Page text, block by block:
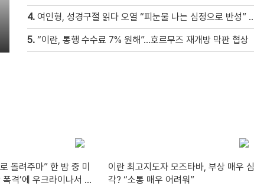
4. 여인형, 성경구절 읽다 오열 “피눈물 나는 심정으로 반성” [현장영상]
5. “이란, 통행 수수료 7% 원해”…호르무즈 재개방 막판 협상
돌려주마” 한 밤 중 미
폭격’에 우크라이나서 1
이란 최고지도자 모즈타바, 부상 매우 심
각? “소통 매우 어려워”